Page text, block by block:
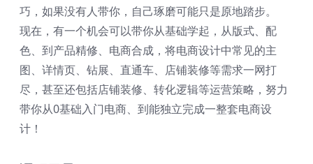
巧，如果没有人带你，自己琢磨可能只是原地踏步。
现在，有一个机会可以带你从基础学起，从版式、配
色、到产品精修、电商合成，将电商设计中常见的主
图、详情页、钻展、直通车、店铺装修等需求一网打
尽，甚至还包括店铺装修、转化逻辑等运营策略，努力
带你从0基础入门电商、到能独立完成一整套电商设
计！